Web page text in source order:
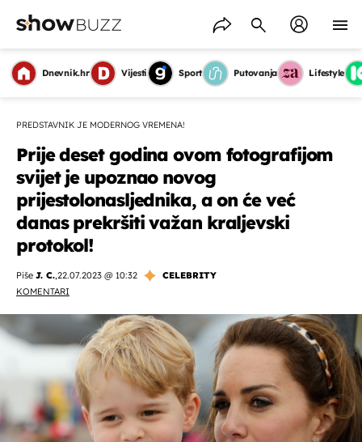
Dnevnik.hr Vijesti Sport Putovanja Lifestyle
PREDSTAVNIK JE MODERNOG VREMENA!
Prije deset godina ovom fotografijom
svijet je upoznao novog
prijestolonasljednika, a on će već
danas prekršiti važan kraljevski
protokol!
Piše J. C.,22.07.2023 @ 10:32
CELEBRITY
KOMENTARI
OMOGUĆI OBAVIJESTI